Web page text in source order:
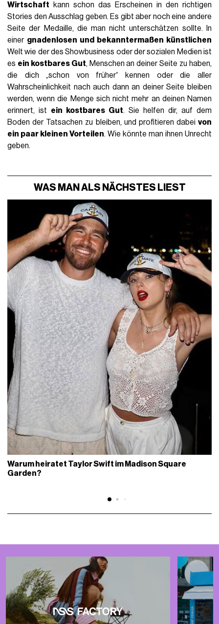
Wirtschaft kann schon das Erscheinen in den richtigen
Stories den Ausschlag geben. Es gibt aber noch eine andere
Seite der Medaille, die man nicht unterschätzen sollte. In
einer gnadenlosen und bekanntermaßen künstlichen
Welt wie der des Showbusiness oder der sozialen Medien ist
es ein kostbares Gut, Menschen an deiner Seite zu haben,
die dich „schon von früher“ kennen oder die aller
Wahrscheinlichkeit nach auch dann an deiner Seite bleiben
werden, wenn die Menge sich nicht mehr an deinen Namen
erinnert, ist ein kostbares Gut. Sie helfen dir, auf dem
Boden der Tatsachen zu bleiben, und profitieren dabei von
ein paar kleinen Vorteilen. Wie könnte man ihnen Unrecht
geben.
WAS MAN ALS NÄCHSTES LIEST
Warum heiratet Taylor Swift im Madison Square
Garden?